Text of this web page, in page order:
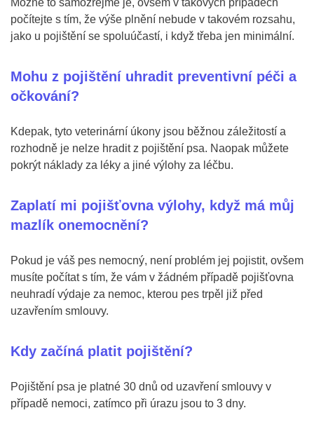
Možné to samozřejmě je, ovšem v takových případech
počítejte s tím, že výše plnění nebude v takovém rozsahu,
jako u pojištění se spoluúčastí, i když třeba jen minimální.
Mohu z pojištění uhradit preventivní péči a
očkování?
Kdepak, tyto veterinární úkony jsou běžnou záležitostí a
rozhodně je nelze hradit z pojištění psa. Naopak můžete
pokrýt náklady za léky a jiné výlohy za léčbu.
Zaplatí mi pojišťovna výlohy, když má můj
mazlík onemocnění?
Pokud je váš pes nemocný, není problém jej pojistit, ovšem
musíte počítat s tím, že vám v žádném případě pojišťovna
neuhradí výdaje za nemoc, kterou pes trpěl již před
uzavřením smlouvy.
Kdy začíná platit pojištění?
Pojištění psa je platné 30 dnů od uzavření smlouvy v
případě nemoci, zatímco při úrazu jsou to 3 dny.